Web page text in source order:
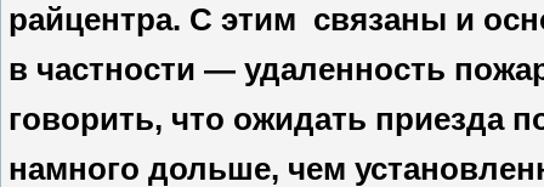
райцентра. С этим связаны и
в частности — удаленность
говорить, что ожидать приезда
намного дольше, чем